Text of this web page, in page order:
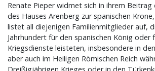
Renate Pieper widmet sich in ihrem Beitrag
des Hauses Arenberg zur spanischen
listet all diejenigen Familienmitglieder auf,
Jahrhundert für den spanischen König oder
Kriegsdienste leisteten, insbesondere in
aber auch im Heiligen Römischen Reich